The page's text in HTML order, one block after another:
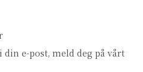
din e-post, meld deg på vårt